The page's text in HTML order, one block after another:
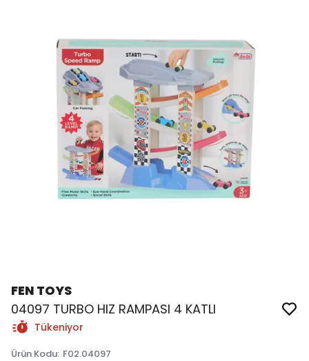
FEN TOYS
04097 TURBO HIZ RAMPASI 4 KATLI
Tükeniyor
Ürün Kodu: F02.04097